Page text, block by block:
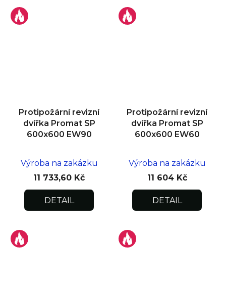
Protipožární revizní
dvířka Promat SP
600x600 EW90
Výroba na zakázku
11 733,60 Kč
DETAIL
Protipožární revizní
dvířka Promat SP
600x600 EW60
Výroba na zakázku
11 604 Kč
DETAIL